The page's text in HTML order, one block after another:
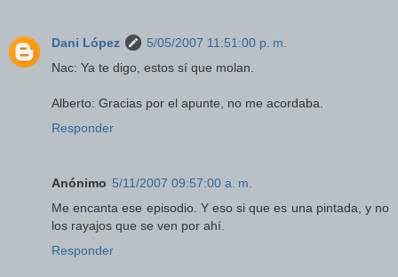
Dani López
5/05/2007 11:51:00 p. m.
Nac: Ya te digo, estos sí que molan.
Alberto: Gracias por el apunte, no me acordaba.
Responder
Anónimo 5/11/2007 09:57:00 a. m.
Me encanta ese episodio. Y eso si que es una pintada, y no
los rayajos que se ven por ahí.
Responder